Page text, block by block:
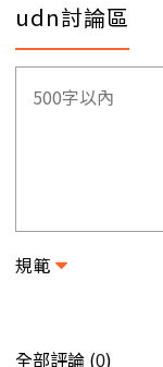
udn討論區
規範
全部評論 (0)